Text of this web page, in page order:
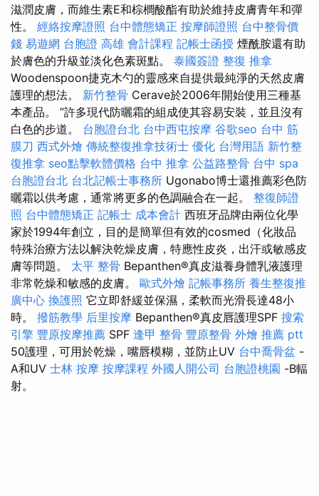
滋潤皮膚，而維生素E和棕櫚酸酯有助於維持皮膚青年和彈
性。 經絡按摩證照 台中體態矯正 按摩師證照 台中整骨價
錢 易遊網 台胞證 高雄 會計課程 記帳士函授 煙酰胺還有助
於膚色的升級並淡化色素斑點。 泰國簽證 整復 推拿
Woodenspoon捷克木勺的靈感來自提供最純淨的天然皮膚
護理的想法。 新竹整骨 Cerave於2006年開始使用三種基
本產品。 ”許多現代防曬霜的組成使其容易安裝，並且沒有
白色的步道。 台胞證台北 台中西屯按摩 谷歌seo 台中 筋
膜刀 西式外燴 傳統整復推拿技術士 優化 台灣用語 新竹整
復推拿 seo點擊軟體價格 台中 推拿 公益路整骨 台中 spa
台胞證台北 台北記帳士事務所 Ugonabo博士還推薦彩色防
曬霜以供考慮，通常將更多的色調融合在一起。 整復師證
照 台中體態矯正 記帳士 成本會計 西班牙品牌由兩位化學
家於1994年創立，目的是簡單但有效的cosmed（化妝品
特殊治療方法以解決乾燥皮膚，特應性皮炎，出汗或敏感皮
膚等問題。 太平 整骨 Bepanthen®真皮滋養身體乳液護理
非常乾燥和敏感的皮膚。 歐式外燴 記帳事務所 養生整復推
廣中心 換護照 它立即舒緩並保濕，柔軟而光滑長達48小
時。 撥筋教學 后里按摩 Bepanthen®真皮唇護理SPF 搜索
引擎 豐原按摩推薦 SPF 逢甲 整骨 豐原整骨 外燴 推薦 ptt
50護理，可用於乾燥，嘴唇模糊，並防止UV 台中喬骨盆 -
A和UV 士林 按摩 按摩課程 外國人開公司 台胞證桃園 -B輻
射。